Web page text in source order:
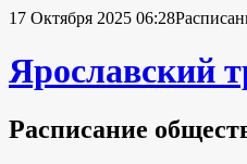
17 Октября 2025 06:28
Ярославский
Расписание